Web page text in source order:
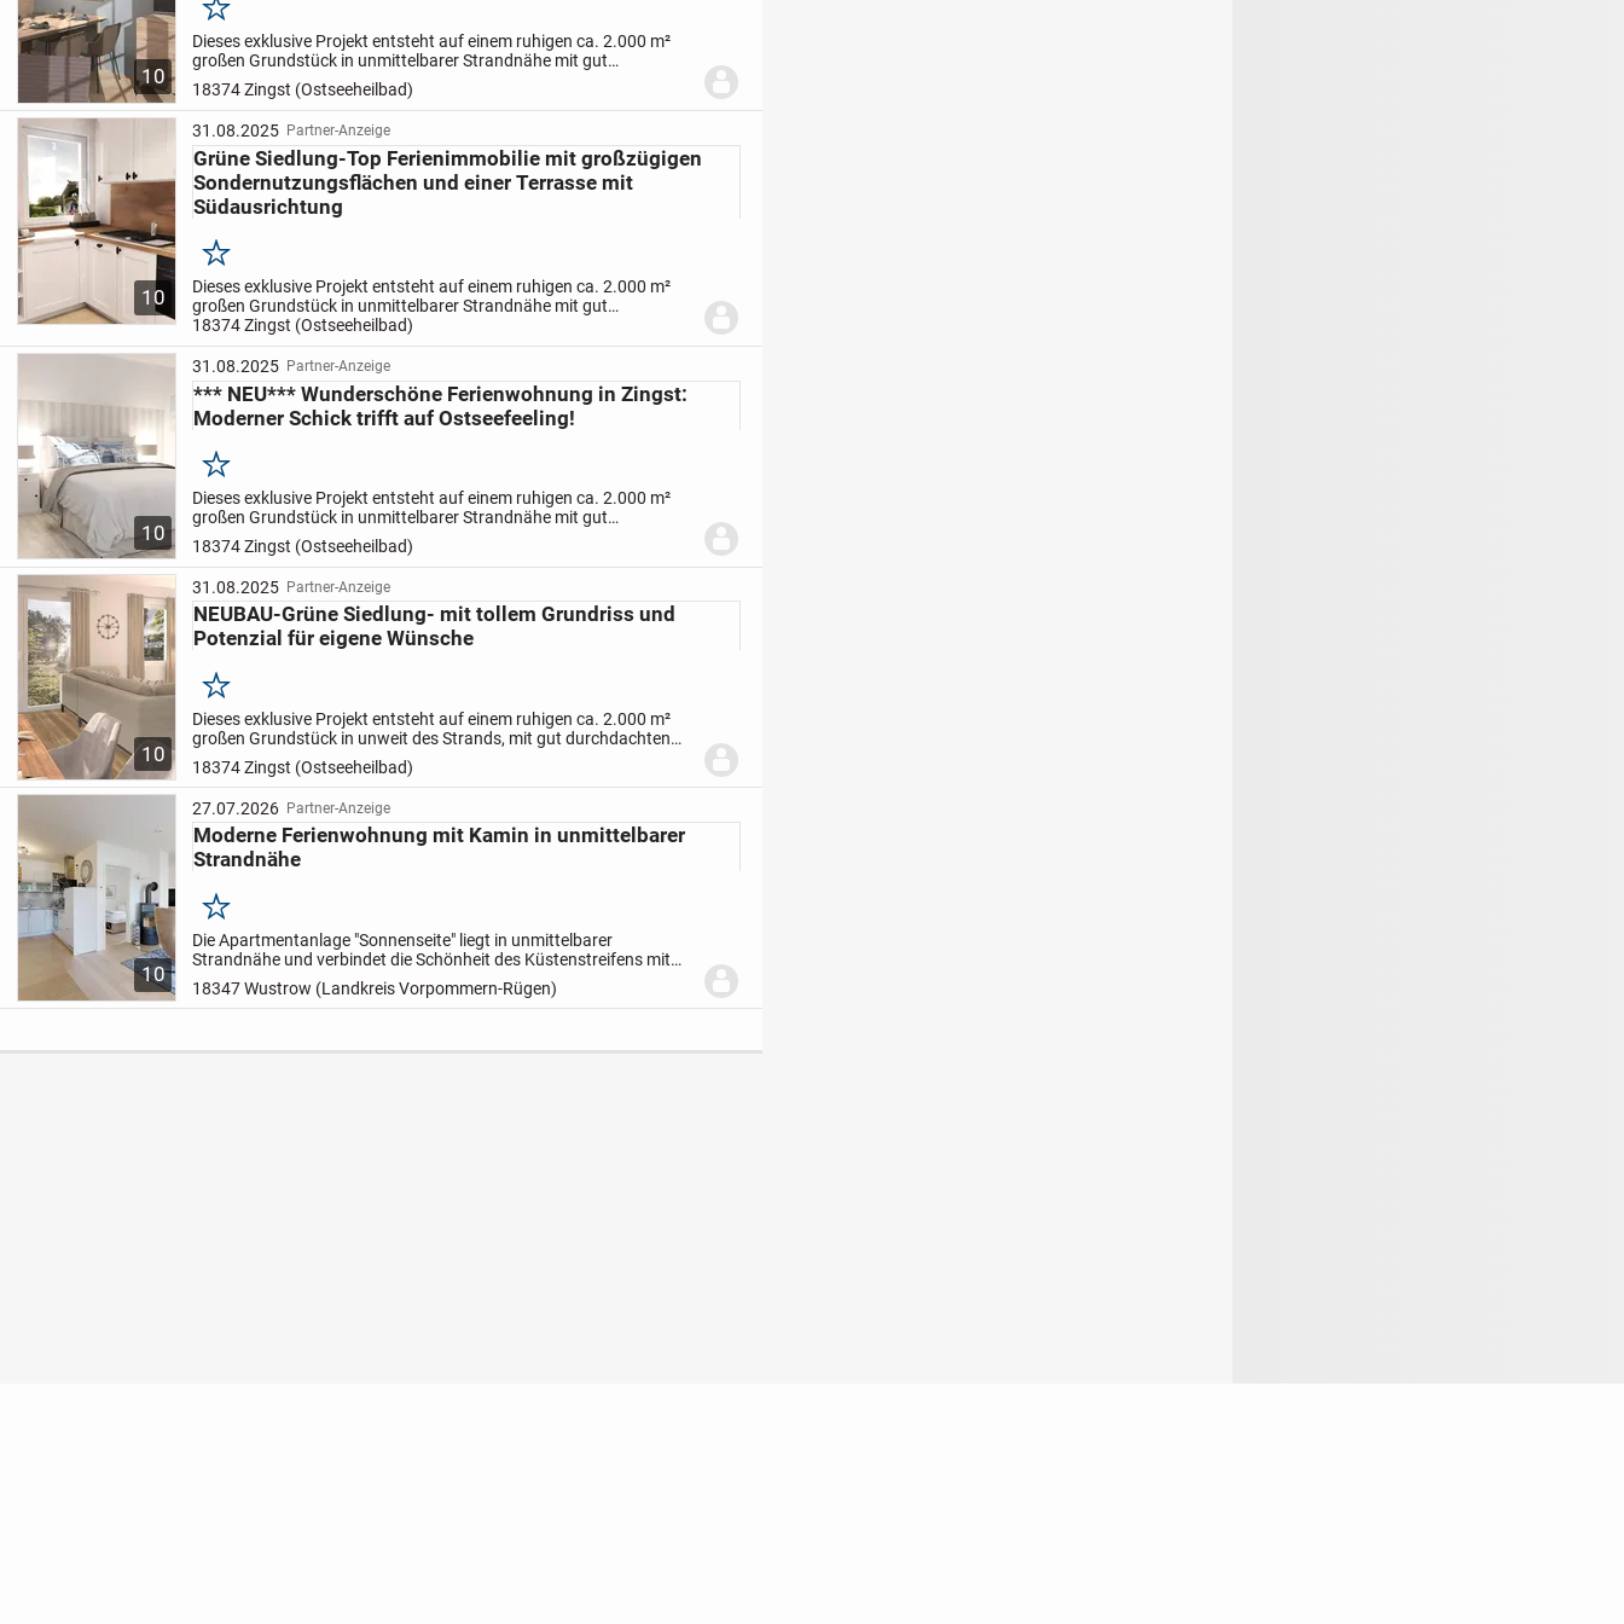
10
Merken
Dieses exklusive Projekt entsteht auf einem ruhigen ca. 2.000 m²
großen Grundstück in unmittelbarer Strandnähe mit gut
durchdachten Grundrissen. Es werden 2 moderne
Mehrfamilienhäuser mit jeweils 5...
18374 Zingst (Ostseeheilbad)
10
31.08.2025 Partner-Anzeige
Grüne Siedlung-Top Ferienimmobilie mit großzügigen
Sondernutzungsflächen und einer Terrasse mit
Südausrichtung
Merken
Dieses exklusive Projekt entsteht auf einem ruhigen ca. 2.000 m²
großen Grundstück in unmittelbarer Strandnähe mit gut
durchdachten Grundrissen. Es werden 2 moderne
Mehrfamilienhäuser mit jeweils 5...
18374 Zingst (Ostseeheilbad)
10
31.08.2025 Partner-Anzeige
*** NEU*** Wunderschöne Ferienwohnung in Zingst:
Moderner Schick trifft auf Ostseefeeling!
Merken
Dieses exklusive Projekt entsteht auf einem ruhigen ca. 2.000 m²
großen Grundstück in unmittelbarer Strandnähe mit gut
durchdachten Grundrissen. Es werden 2 moderne
Mehrfamilienhäuser mit jeweils 5...
18374 Zingst (Ostseeheilbad)
10
31.08.2025 Partner-Anzeige
NEUBAU-Grüne Siedlung- mit tollem Grundriss und
Potenzial für eigene Wünsche
Merken
Dieses exklusive Projekt entsteht auf einem ruhigen ca. 2.000 m²
großen Grundstück in unweit des Strands, mit gut durchdachten
Grundrissen. Es werden 2 moderne Mehrfamilienhäuser mit jeweils
5...
18374 Zingst (Ostseeheilbad)
10
27.07.2026 Partner-Anzeige
Moderne Ferienwohnung mit Kamin in unmittelbarer
Strandnähe
Merken
Die Apartmentanlage "Sonnenseite" liegt in unmittelbarer
Strandnähe und verbindet die Schönheit des Küstenstreifens mit
den Reizen modernen Wohnens. Den feinsandigen Ostseestrand
erreichen Sie...
18347 Wustrow (Landkreis Vorpommern-Rügen)